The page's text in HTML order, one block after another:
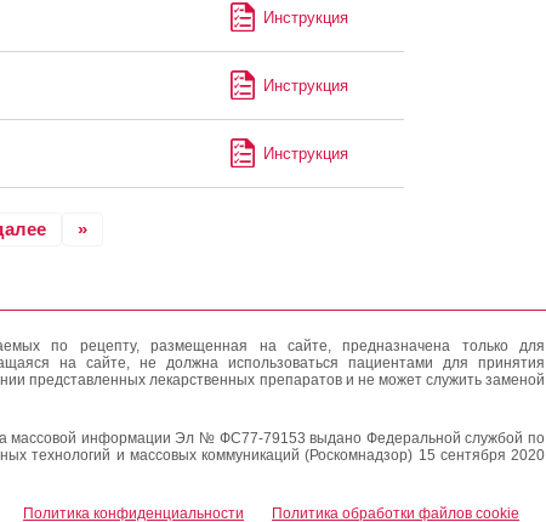
Инструкция
Инструкция
Инструкция
»
по рецепту, размещенная на сайте, предназначена только для
на сайте, не должна использоваться пациентами для принятия
представленных лекарственных препаратов и не может служить заменой
массовой информации Эл № ФС77-79153 выдано Федеральной службой по
технологий и массовых коммуникаций (Роскомнадзор) 15 сентября 2020
Политика конфиденциальности Политика обработки файлов cookie